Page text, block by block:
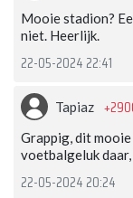
Mooie stadion?
niet. Heerlijk.
22-05-2024 22:41
Tapiaz
Grappig, dit
voetbalgeluk
22-05-2024 20:24